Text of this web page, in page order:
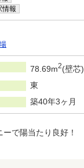
情報
78.69m2(壁芯)
東
築40年3ヶ月
で陽当たり良好！